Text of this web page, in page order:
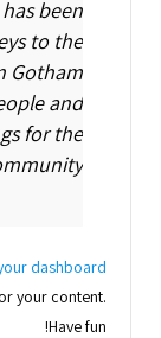
been
to the
Gotham
and
for the
dashboard
your content.
Have fun!